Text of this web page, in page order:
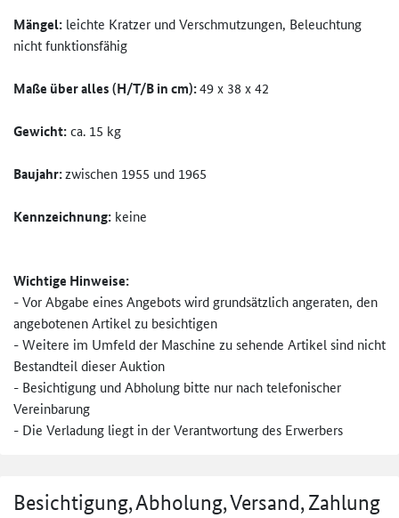
Mängel: leichte Kratzer und Verschmutzungen, Beleuchtung
nicht funktionsfähig
Maße über alles (H/T/B in cm):49 x 38 x 42
Gewicht:ca. 15 kg
Baujahr:zwischen 1955 und 1965
Kennzeichnung: keine
Wichtige Hinweise:
- Vor Abgabe eines Angebots wird grundsätzlich angeraten, den
angebotenen Artikel zu besichtigen
- Weitere im Umfeld der Maschine zu sehende Artikel sind nicht
Bestandteil dieser Auktion
- Besichtigung und Abholung bitte nur nach telefonischer
Vereinbarung
- Die Verladung liegt in der Verantwortung des Erwerbers
Besichtigung, Abholung, Versand, Zahlung